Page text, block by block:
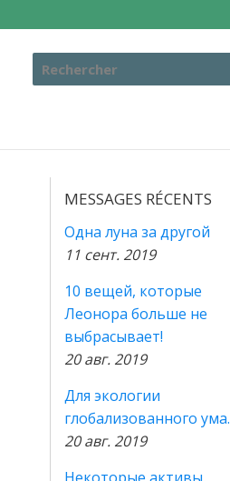
MESSAGES RÉCENTS
Одна луна за другой
11 сент. 2019
10 вещей, которые
Леонора больше не
выбрасывает!
20 авг. 2019
Для экологии
глобализованного ума.
20 авг. 2019